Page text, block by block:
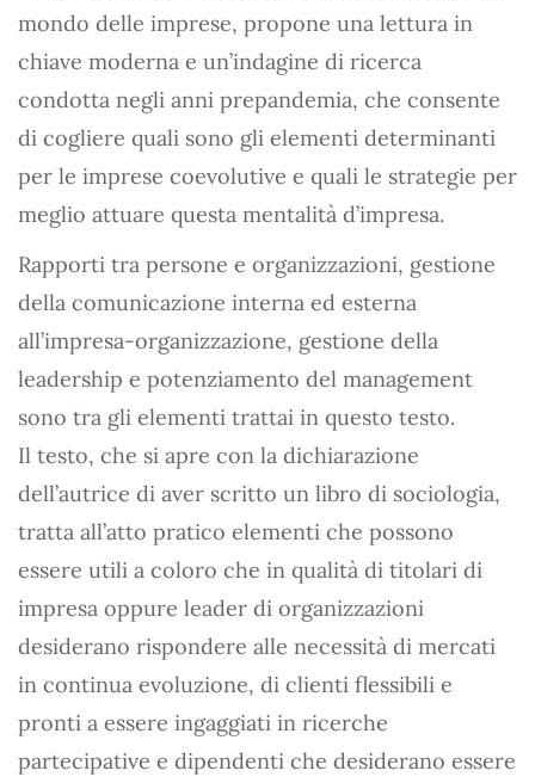
mondo delle imprese, propone una lettura in
chiave moderna e un’indagine di ricerca
condotta negli anni prepandemia, che consente
di cogliere quali sono gli elementi determinanti
per le imprese coevolutive e quali le strategie per
meglio attuare questa mentalità d’impresa.
Rapporti tra persone e organizzazioni, gestione
della comunicazione interna ed esterna
all’impresa-organizzazione, gestione della
leadership e potenziamento del management
sono tra gli elementi trattai in questo testo.
Il testo, che si apre con la dichiarazione
dell’autrice di aver scritto un libro di sociologia,
tratta all’atto pratico elementi che possono
essere utili a coloro che in qualità di titolari di
impresa oppure leader di organizzazioni
desiderano rispondere alle necessità di mercati
in continua evoluzione, di clienti flessibili e
pronti a essere ingaggiati in ricerche
partecipative e dipendenti che desiderano essere